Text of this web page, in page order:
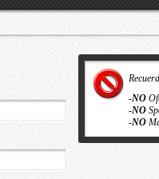
-NO
-NO
-NO